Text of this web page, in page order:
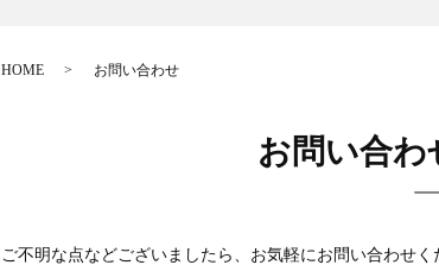
HOME お問い合わせ
お問い合わ
ご不明な点などございましたら、お気軽にお問い合わせく